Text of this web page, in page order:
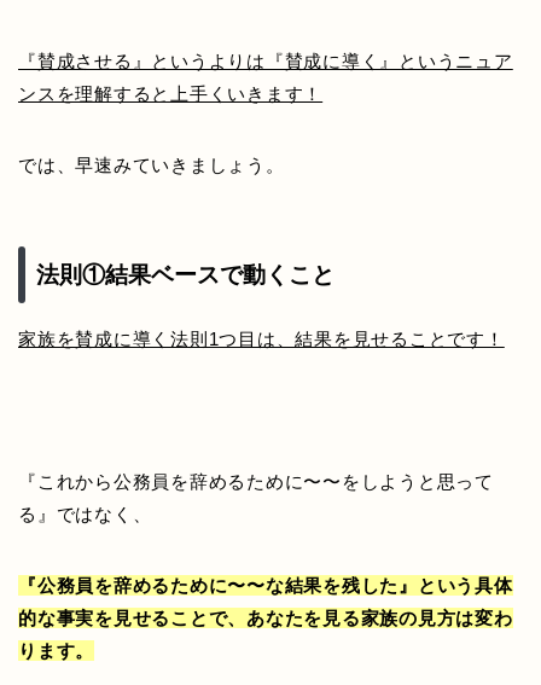
『賛成させる』というよりは『賛成に導く』というニュア
ンスを理解すると上手くいきます！
では、早速みていきましょう。
法則①結果ベースで動くこと
家族を賛成に導く法則1つ目は、結果を見せることです！
『これから公務員を辞めるために〜〜をしようと思って
る』ではなく、
『公務員を辞めるために〜〜な結果を残した』という具体
的な事実を見せることで、あなたを見る家族の見方は変わ
ります。